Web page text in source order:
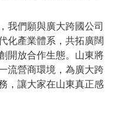
我們願與廣大跨國公司
化產業體系，共拓廣闊
開放合作生態。山東將
流營商環境，為廣大跨
，讓大家在山東真正感